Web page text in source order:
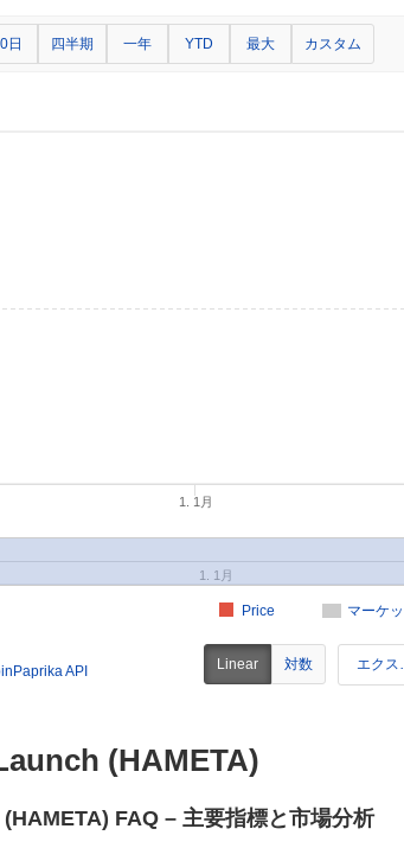
日 四半期 一年 YTD 最大 カスタム
マーケ
Price
1. 1月
1. 1月
API Linear 対数 エクス
(HAMETA)
FAQ – 主要指標と市場分析